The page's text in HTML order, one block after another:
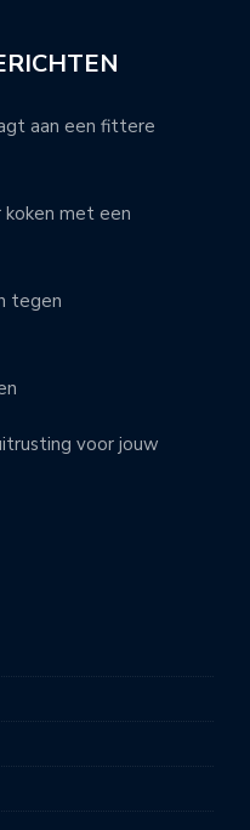
aan een fittere
met een
tegen
voor jouw